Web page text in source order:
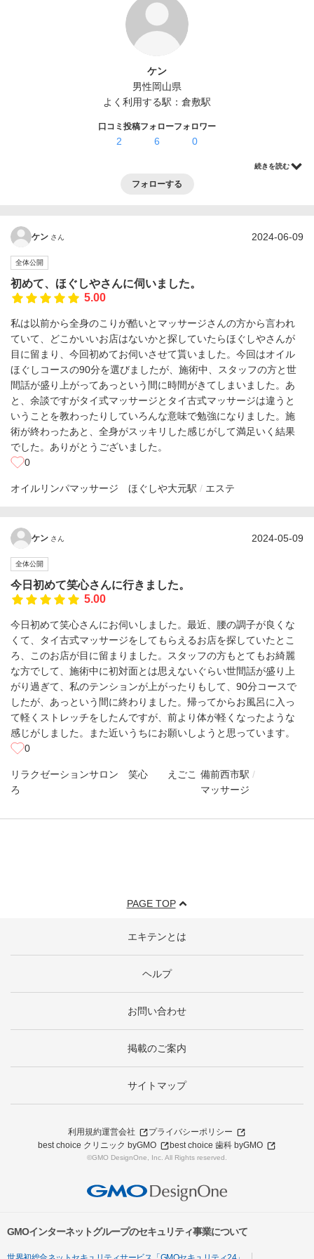
ケン
男性岡山県
よく利用する駅： 倉敷駅
口コミ投稿
2
フォロー
6
フォロワー
0
続きを読む
フォローする
ケン さん 2024-06-09
全体公開
初めて、ほぐしやさんに伺いました。
5.00
私は以前から全身のこりが酷いとマッサージさんの方から言われ
ていて、どこかいいお店はないかと探していたらほぐしやさんが
目に留まり、今回初めてお伺いさせて貰いました。今回はオイル
ほぐしコースの90分を選びましたが、施術中、スタッフの方と世
間話が盛り上がってあっという間に時間がきてしまいました。あ
と、余談ですがタイ式マッサージとタイ古式マッサージは違うと
いうことを教わったりしていろんな意味で勉強になりました。施
術が終わったあと、全身がスッキリした感じがして満足いく結果
でした。ありがとうございました。
0
オイルリンパマッサージ ほぐしや大元駅 エステ
ケン さん 2024-05-09
全体公開
今日初めて笑心さんに行きました。
5.00
今日初めて笑心さんにお伺いしました。最近、腰の調子が良くな
くて、タイ古式マッサージをしてもらえるお店を探していたとこ
ろ、このお店が目に留まりました。スタッフの方もとてもお綺麗
な方でして、施術中に初対面とは思えないぐらい世間話が盛り上
がり過ぎて、私のテンションが上がったりもして、90分コースで
したが、あっという間に終わりました。帰ってからお風呂に入っ
て軽くストレッチをしたんですが、前より体が軽くなったような
感じがしました。また近いうちにお願いしようと思っています。
0
リラクゼーションサロン 笑心 えごこ
ろ
備前西市駅
マッサージ
PAGE TOP
エキテンとは
ヘルプ
お問い合わせ
掲載のご案内
サイトマップ
利用規約運営会社
プライバシーポリシー
best choice クリニック byGMO
best choice 歯科 byGMO
©GMO DesignOne, Inc. All Rights reserved.
GMOインターネットグループのセキュリティ事業について